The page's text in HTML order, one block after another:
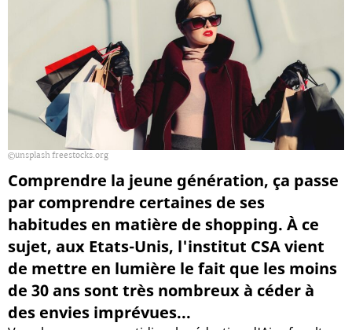
unsplash freestocks.org
Comprendre la jeune génération, ça passe
par comprendre certaines de ses
habitudes en matière de shopping. À ce
sujet, aux Etats-Unis, l'institut CSA vient
de mettre en lumière le fait que les moins
de 30 ans sont très nombreux à céder à
des envies imprévues...